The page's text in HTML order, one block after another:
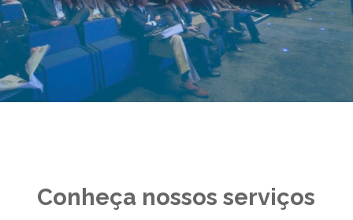
Conheça nossos serviços